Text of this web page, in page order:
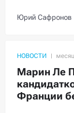
Юрий Сафронов
НОВОСТИ
Марин Ле
Франции